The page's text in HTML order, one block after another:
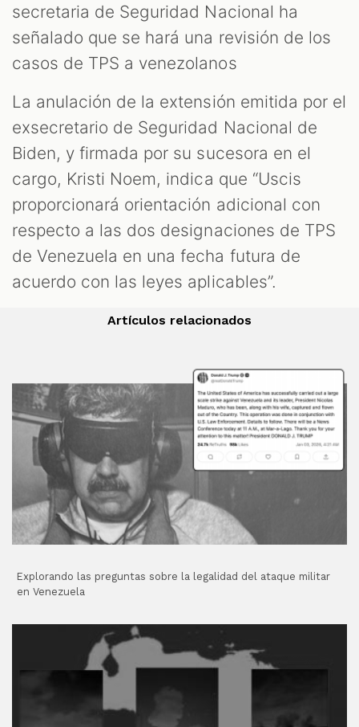
secretaria de Seguridad Nacional ha
señalado que se hará una revisión de los
casos de TPS a venezolanos
La anulación de la extensión emitida por el
exsecretario de Seguridad Nacional de
Biden, y firmada por su sucesora en el
cargo, Kristi Noem, indica que “Uscis
proporcionará orientación adicional con
respecto a las dos designaciones de TPS
de Venezuela en una fecha futura de
acuerdo con las leyes aplicables”.
Artículos relacionados
Explorando las preguntas sobre la legalidad del ataque militar
en Venezuela